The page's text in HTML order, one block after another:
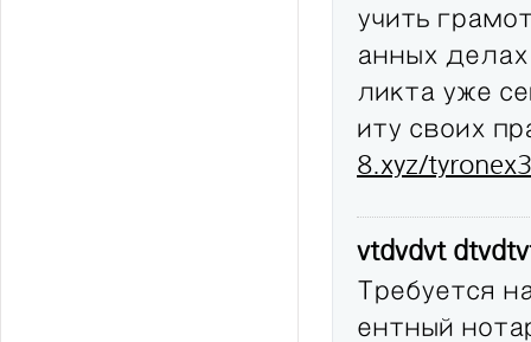
учить
анных
ликта уже
иту своих
8.xyz/
vtdvdvt
Требуется
ентный